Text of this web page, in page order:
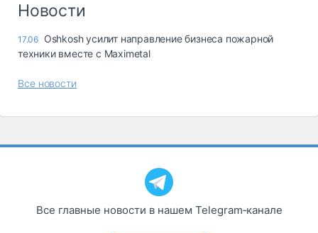
опасные грузы
грузовые
Коммерческий
транспорт
Спецтехника
Новости
17.06 Oshkosh усилит направление бизнеса пожарной
техники вместе с Maximetal
Все новости
Все главные новости в нашем Telegram‑канале